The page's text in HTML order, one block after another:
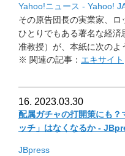
Yahoo!ニュース - Yahoo!
その原告団長の実業家、ロ
ひとりでもある著名な経済
准教授）が、本紙に次のよ
※ 関連の記事： エキサイト
16. 2023.03.30
配属ガチャの打開策にも
ッチ」 はなくなるか -
JBpress